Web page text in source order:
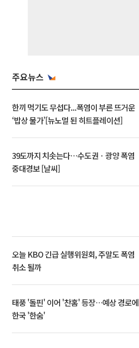
주요뉴스
한끼 먹기도 무섭다...폭염이 부른 뜨거운
‘밥상 물가’[뉴노멀 된 히트플레이션]
39도까지 치솟는다⋯수도권ㆍ광양 폭염
중대경보 [날씨]
오늘 KBO 긴급 실행위원회, 주말도 폭염
취소 될까
태풍 '돌핀' 이어 '찬홈' 등장…예상 경로에
한국 '한숨'